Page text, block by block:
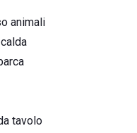
animali
tavolo